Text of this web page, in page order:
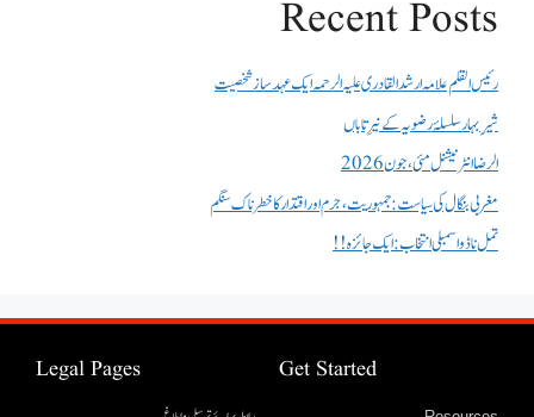
Recent Posts
رئیس القلم علامہ ارشد القادری علیہ الرحمہ ایک عہد ساز شخصیت
شیرِ بہار سلسلۂ رضویہ کے نیرِ تاباں
الرضا انٹر نیشنل مئی، جون 2026
مغربی بنگال کی سیاست:جمہوریت، جرم اور اقتدار کا خطرناک سنگم
تمل ناڈو اسمبلی انتخاب : ایک جائزہ !!
Get Started
Legal Pages